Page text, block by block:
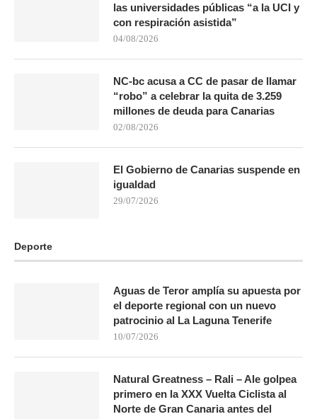
las universidades públicas “a la UCI y
con respiración asistida”
04/08/2026
NC-bc acusa a CC de pasar de llamar
“robo” a celebrar la quita de 3.259
millones de deuda para Canarias
02/08/2026
El Gobierno de Canarias suspende en
igualdad
29/07/2026
Deporte
Aguas de Teror amplía su apuesta por
el deporte regional con un nuevo
patrocinio al La Laguna Tenerife
10/07/2026
Natural Greatness – Rali – Ale golpea
primero en la XXX Vuelta Ciclista al
Norte de Gran Canaria antes del